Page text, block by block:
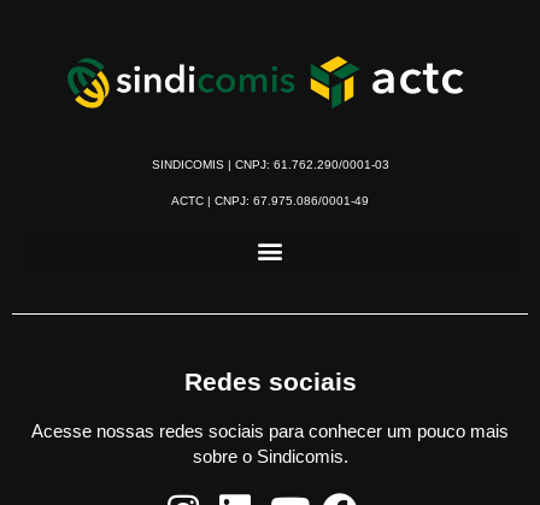
SINDICOMIS | CNPJ: 61.762.290/0001-03
ACTC | CNPJ: 67.975.086/0001-49
Redes sociais
Acesse nossas redes sociais para conhecer um pouco mais
sobre o Sindicomis.